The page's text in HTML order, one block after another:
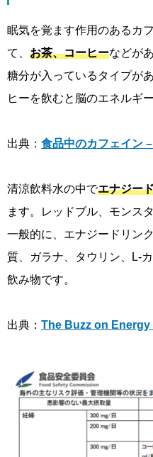
眠気を覚ます作用のあるカ
て、 お茶、コーヒーなどが
糖分が入っているタイプが
ヒーを飲むと脳のエネルギ
出典： 食品中のカフェイン
清涼飲料水の中でエナジー
ます。レッドブル、モンス
一般的に、エナジードリン
質、ガラナ、タウリン、L-
飲み物です。
出典： The Buzz on Energy